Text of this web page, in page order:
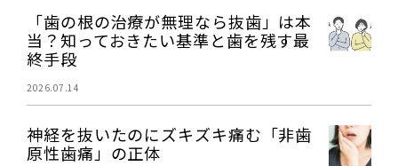
「歯の根の治療が無理なら抜歯」は本
当？知っておきたい基準と歯を残す最
終手段
2026.07.14
神経を抜いたのにズキズキ痛む「非歯
原性歯痛」の正体